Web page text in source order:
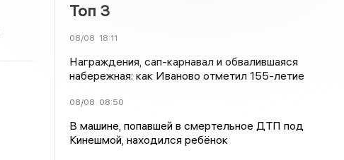
Топ 3
08/08 18:11
Награждения, сап-карнавал и обвалившаяся
набережная: как Иваново отметил 155-летие
08/08 08:50
В машине, попавшей в смертельное ДТП под
Кинешмой, находился ребёнок